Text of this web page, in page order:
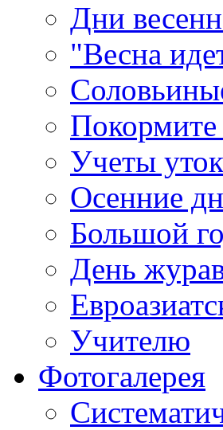
Дни
"Весна
Учеты
Осенние
Большой
День
Учителю
Фотогалерея